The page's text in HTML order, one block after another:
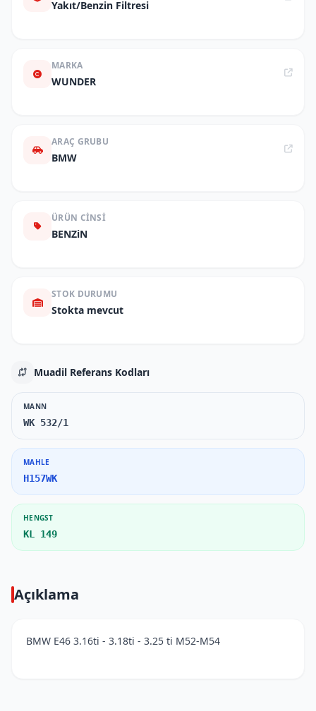
Yakıt/Benzin Filtresi
MARKA
WUNDER
ARAÇ GRUBU
BMW
ÜRÜN CINSI
BENZiN
STOK DURUMU
Stokta mevcut
Muadil Referans Kodları
MANN
WK 532/1
MAHLE
H157WK
HENGST
KL 149
Açıklama
BMW E46 3.16ti - 3.18ti - 3.25 ti M52-M54